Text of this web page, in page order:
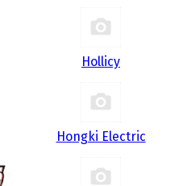
Hollicy
Hongki Electric